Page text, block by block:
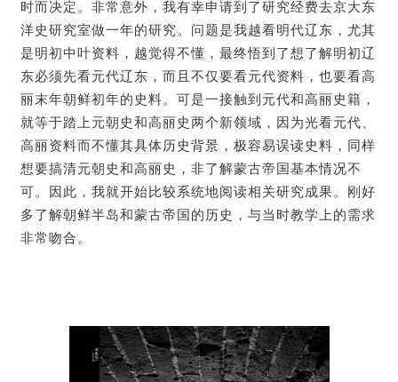
时而决定。非常意外，我有幸申请到了研究经费去京大东
洋史研究室做一年的研究。问题是我越看明代辽东，尤其
是明初中叶资料，越觉得不懂，最终悟到了想了解明初辽
东必须先看元代辽东，而且不仅要看元代资料，也要看高
丽末年朝鲜初年的史料。可是一接触到元代和高丽史籍，
就等于踏上元朝史和高丽史两个新领域，因为光看元代、
高丽资料而不懂其具体历史背景，极容易误读史料，同样
想要搞清元朝史和高丽史，非了解蒙古帝国基本情况不
可。因此，我就开始比较系统地阅读相关研究成果。刚好
多了解朝鲜半岛和蒙古帝国的历史，与当时教学上的需求
非常吻合。